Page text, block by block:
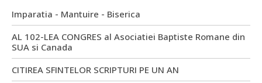
Imparatia - Mantuire - Biserica
AL 102-LEA CONGRES al Asociatiei Baptiste Romane din
SUA si Canada
CITIREA SFINTELOR SCRIPTURI PE UN AN